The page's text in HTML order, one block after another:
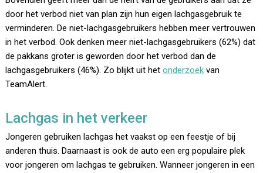
door het verbod niet van plan zijn hun eigen lachgasgebruik te
verminderen. De niet-lachgasgebruikers hebben meer vertrouwen
in het verbod. Ook denken meer niet-lachgasgebruikers (62%) dat
de pakkans groter is geworden door het verbod dan de
lachgasgebruikers (46%). Zo blijkt uit hetonderzoek van
TeamAlert.
Lachgas in het verkeer
Jongeren gebruiken lachgas het vaakst op een feestje of bij
anderen thuis. Daarnaast is ook de auto een erg populaire plek
voor jongeren om lachgas te gebruiken. Wanneer jongeren in een